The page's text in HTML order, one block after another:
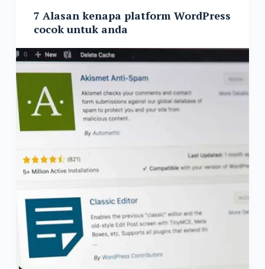
7 Alasan kenapa platform WordPress
cocok untuk anda